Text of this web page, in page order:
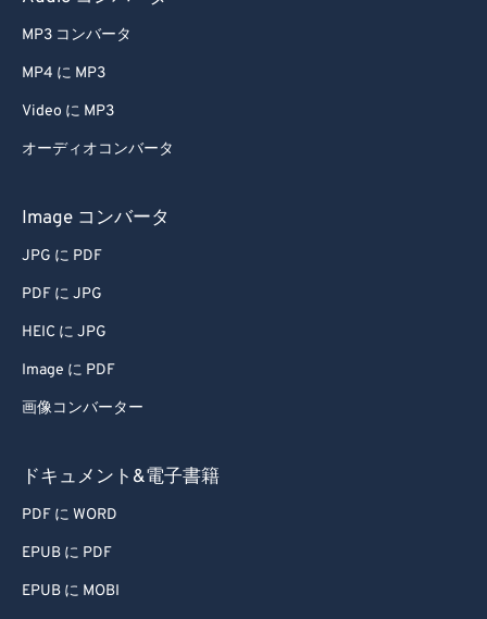
MP3 コンバータ
MP4 に MP3
Video に MP3
オーディオコンバータ
Image コンバータ
JPG に PDF
PDF に JPG
HEIC に JPG
Image に PDF
画像コンバーター
ドキュメント&電子書籍
PDF に WORD
EPUB に PDF
EPUB に MOBI